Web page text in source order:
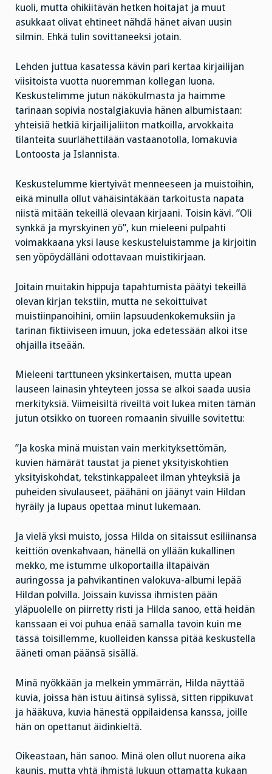
kuoli, mutta ohikiitävän hetken hoitajat ja muut
asukkaat olivat ehtineet nähdä hänet aivan uusin
silmin. Ehkä tulin sovittaneeksi jotain.
Lehden juttua kasatessa kävin pari kertaa kirjailijan
viisitoista vuotta nuoremman kollegan luona.
Keskustelimme jutun näkökulmasta ja haimme
tarinaan sopivia nostalgiakuvia hänen albumistaan:
yhteisiä hetkiä kirjailijaliiton matkoilla, arvokkaita
tilanteita suurlähettilään vastaanotolla, lomakuvia
Lontoosta ja Islannista.
Keskustelumme kiertyivät menneeseen ja muistoihin,
eikä minulla ollut vähäisintäkään tarkoitusta napata
niistä mitään tekeillä olevaan kirjaani. Toisin kävi. ”Oli
synkkä ja myrskyinen yö”, kun mieleeni pulpahti
voimakkaana yksi lause keskusteluistamme ja kirjoitin
sen yöpöydälläni odottavaan muistikirjaan.
Joitain muitakin hippuja tapahtumista päätyi tekeillä
olevan kirjan tekstiin, mutta ne sekoittuivat
muistiinpanoihini, omiin lapsuudenkokemuksiin ja
tarinan fiktiiviseen imuun, joka edetessään alkoi itse
ohjailla itseään.
Mieleeni tarttuneen yksinkertaisen, mutta upean
lauseen lainasin yhteyteen jossa se alkoi saada uusia
merkityksiä. Viimeisiltä riveiltä voit lukea miten tämän
jutun otsikko on tuoreen romaanin sivuille sovitettu:
”Ja koska minä muistan vain merkityksettömän,
kuvien hämärät taustat ja pienet yksityiskohtien
yksityiskohdat, tekstinkappaleet ilman yhteyksiä ja
puheiden sivulauseet, päähäni on jäänyt vain Hildan
hyräily ja lupaus opettaa minut lukemaan.
Ja vielä yksi muisto, jossa Hilda on sitaissut esiliinansa
keittiön ovenkahvaan, hänellä on yllään kukallinen
mekko, me istumme ulkoportailla iltapäivän
auringossa ja pahvikantinen valokuva-albumi lepää
Hildan polvilla. Joissain kuvissa ihmisten pään
yläpuolelle on piirretty risti ja Hilda sanoo, että heidän
kanssaan ei voi puhua enää samalla tavoin kuin me
tässä toisillemme, kuolleiden kanssa pitää keskustella
ääneti oman päänsä sisällä.
Minä nyökkään ja melkein ymmärrän, Hilda näyttää
kuvia, joissa hän istuu äitinsä sylissä, sitten rippikuvat
ja hääkuva, kuvia hänestä oppilaidensa kanssa, joille
hän on opettanut äidinkieltä.
Oikeastaan, hän sanoo. Minä olen ollut nuorena aika
kaunis, mutta yhtä ihmistä lukuun ottamatta kukaan